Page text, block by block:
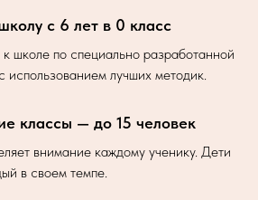
с 6 лет в 0 класс
к школе по специально разработанной
использованием лучших методик.
классы — до 15 человек
внимание каждому ученику. Дети
в своем темпе.